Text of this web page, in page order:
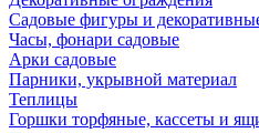
Садовые фигуры и
Часы, фонари садовые
Арки садовые
Парники, укрывной материал
Теплицы
Горшки торфяные, кассеты и